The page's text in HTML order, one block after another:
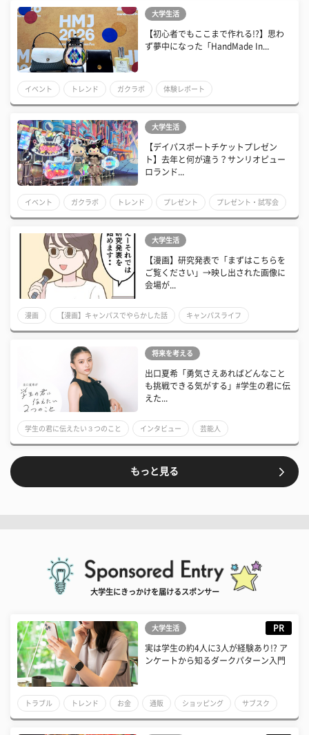
大学生活
【初心者でもここまで作れる!?】思わ
ず夢中になった「HandMade In...
イベント トレンド ガクラボ 体験レポート
大学生活
【デイパスポートチケットプレゼン
ト】去年と何が違う？サンリオピュー
ロランド...
イベント ガクラボ トレンド プレゼント プレゼント・試写会
大学生活
【漫画】研究発表で「まずはこちらを
ご覧ください」→映し出された画像に
会場が...
漫画 【漫画】キャンパスでやらかした話 キャンパスライフ
将来を考える
出口夏希「勇気さえあればどんなこと
も挑戦できる気がする」#学生の君に伝
えた...
学生の君に伝えたい３つのこと インタビュー 芸能人
もっと見る
大学生にきっかけを届けるスポンサー
大学生活 PR
実は学生の約4人に3人が経験あり!? ア
ンケートから知るダークパターン入門
トラブル トレンド お金 通販 ショッピング サブスク